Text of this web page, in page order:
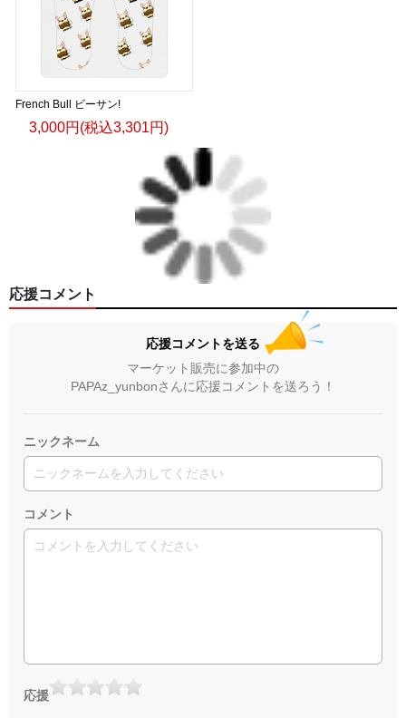
French Bull ビーサン!
3,000円(税込3,301円)
応援コメント
応援コメントを送る
マーケット販売に参加中の
PAPAz_yunbonさんに応援コメントを送ろう！
ニックネーム
コメント
応援